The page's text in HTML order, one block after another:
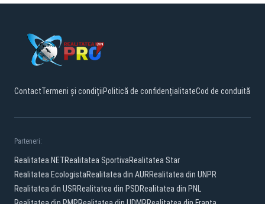
ContactTermeni și condițiiPolitică de confidențialitateCod de conduită
Parteneri:
Realitatea.NETRealitatea SportivaRealitatea Star
Realitatea EcologistaRealitatea din AURRealitatea din UNPR
Realitatea din USRRealitatea din PSDRealitatea din PNL